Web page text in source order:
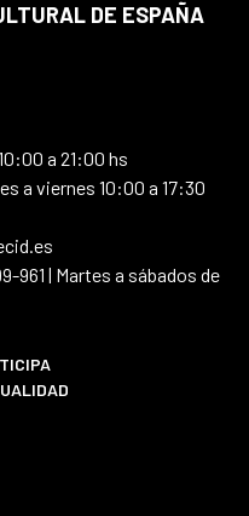
DE ESPAÑA
a 21:00 hs
a viernes 10:00 a 17:30
961 | Martes a sábados de